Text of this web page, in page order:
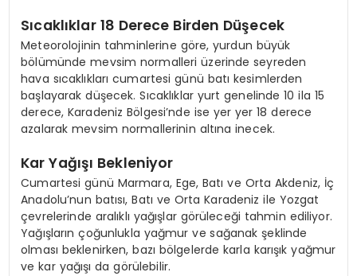
Sıcaklıklar 18 Derece Birden Düşecek
Meteorolojinin tahminlerine göre, yurdun büyük
bölümünde mevsim normalleri üzerinde seyreden
hava sıcaklıkları cumartesi günü batı kesimlerden
başlayarak düşecek. Sıcaklıklar yurt genelinde 10 ila 15
derece, Karadeniz Bölgesi’nde ise yer yer 18 derece
azalarak mevsim normallerinin altına inecek.
Kar Yağışı Bekleniyor
Cumartesi günü Marmara, Ege, Batı ve Orta Akdeniz, İç
Anadolu’nun batısı, Batı ve Orta Karadeniz ile Yozgat
çevrelerinde aralıklı yağışlar görüleceği tahmin ediliyor.
Yağışların çoğunlukla yağmur ve sağanak şeklinde
olması beklenirken, bazı bölgelerde karla karışık yağmur
ve kar yağışı da görülebilir.